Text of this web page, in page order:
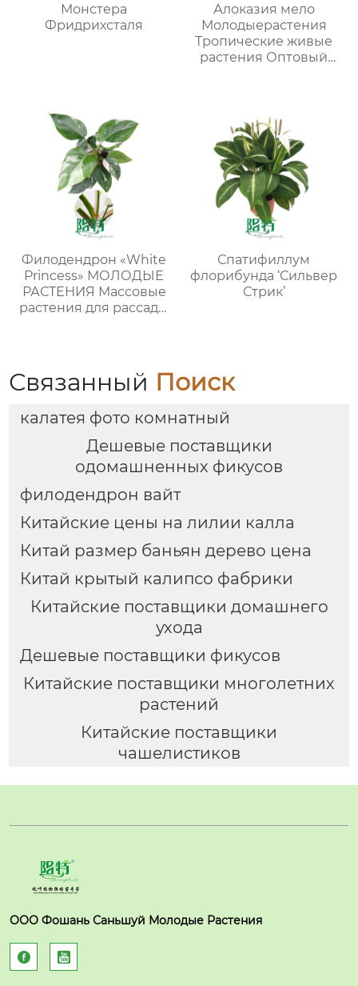
Монстера
Фридрихсталя
Алоказия мело
Молодыерастения
Тропические живые
растения Оптовый
Филодендрон «White
Princess» МОЛОДЫЕ
РАСТЕНИЯ Массовые
растения для рассады
Спатифиллум
флорибунда ‘Сильвер
Стрик’
Связанный Поиск
калатея фото комнатный
Дешевые поставщики
одомашненных фикусов
филодендрон вайт
Китайские цены на лилии калла
Китай размер баньян дерево цена
Китай крытый калипсо фабрики
Китайские поставщики домашнего
ухода
Дешевые поставщики фикусов
Китайские поставщики многолетних
растений
Китайские поставщики
чашелистиков
ООО Фошань Саньшуй Молодые Растения
 